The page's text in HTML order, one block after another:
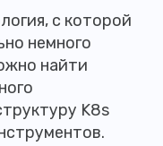
с которой
немного
найти
K8s